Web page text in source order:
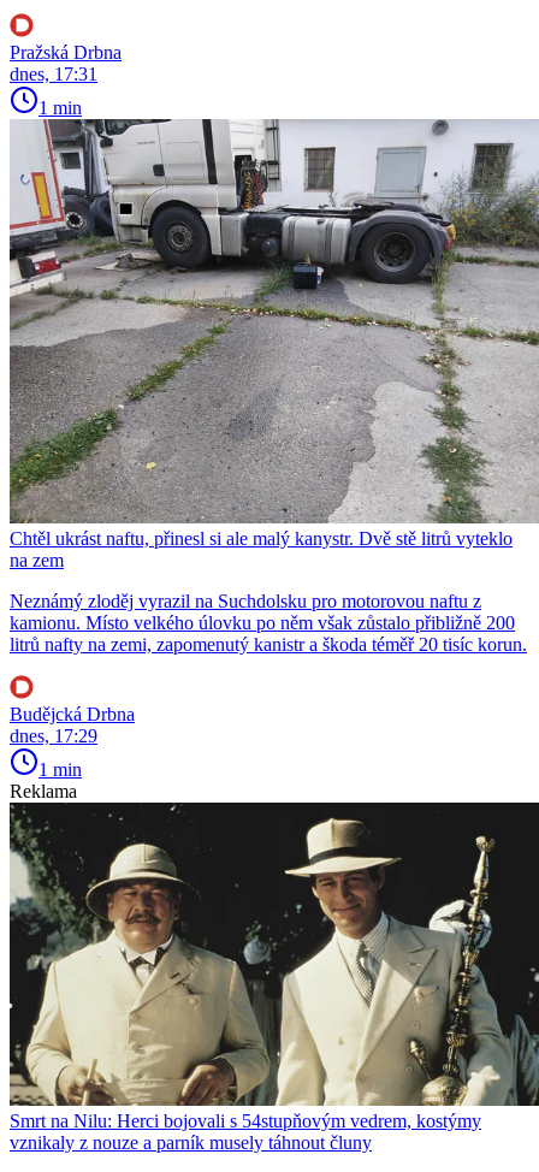
Pražská Drbna
dnes, 17:31
1 min
Chtěl ukrást naftu, přinesl si ale malý kanystr. Dvě stě litrů vyteklo
na zem
Neznámý zloděj vyrazil na Suchdolsku pro motorovou naftu z
kamionu. Místo velkého úlovku po něm však zůstalo přibližně 200
litrů nafty na zemi, zapomenutý kanistr a škoda téměř 20 tisíc korun.
Budějcká Drbna
dnes, 17:29
1 min
Reklama
Smrt na Nilu: Herci bojovali s 54stupňovým vedrem, kostýmy
vznikaly z nouze a parník musely táhnout čluny